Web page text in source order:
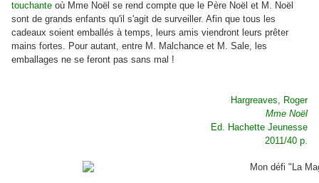
touchante où Mme Noël se rend compte que le Père Noël et M. Noël
sont de grands enfants qu'il s'agit de surveiller. Afin que tous les
cadeaux soient emballés à temps, leurs amis viendront leurs prêter
mains fortes. Pour autant, entre M. Malchance et M. Sale, les
emballages ne se feront pas sans mal !
Hargreaves, Roger
Mme Noël
Ed. Hachette Jeunesse
2011/40 p.